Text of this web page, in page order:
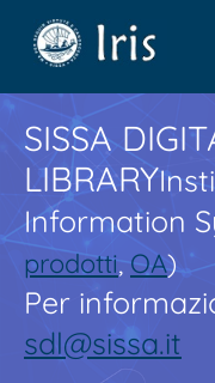
SISSA
LIBRARY
Information
prodotti,OA)
Per
sdl@sissa.it